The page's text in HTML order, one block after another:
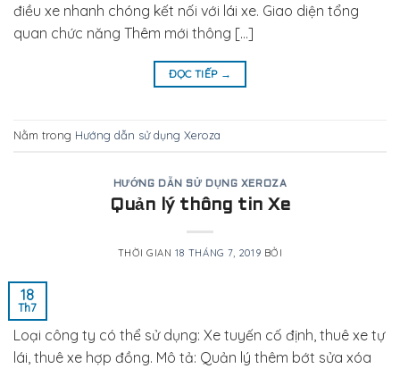
điều xe nhanh chóng kết nối với lái xe. Giao diện tổng
quan chức năng Thêm mới thông […]
ĐỌC TIẾP →
Nằm trong Hướng dẫn sử dụng Xeroza
HƯỚNG DẪN SỬ DỤNG XEROZA
Quản lý thông tin Xe
THỜI GIAN18 THÁNG 7, 2019 BỞI
18
Th7
Loại công ty có thể sử dụng: Xe tuyến cố định, thuê xe tự
lái, thuê xe hợp đồng. Mô tả: Quản lý thêm bớt sửa xóa